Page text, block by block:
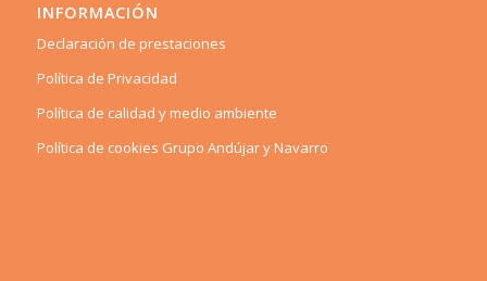
INFORMACIÓN
Declaración de prestaciones
Política de Privacidad
Política de calidad y medio ambiente
Política de cookies Grupo Andújar y Navarro